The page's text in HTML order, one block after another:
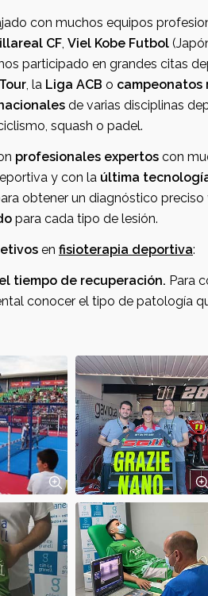
trabajado con muchos equipos
Villareal CF, Viel Kobe Futbol
También hemos
, la Liga ACB o campeonatos mundiales,
de varias disciplinas
squash o padel.
con profesionales expertos con
deportiva y con la última
obtener un diagnóstico preciso
para cada tipo de lesión.
en fisioterapia deportiva:
tiempo de recuperación. Para
conocer el tipo de patología